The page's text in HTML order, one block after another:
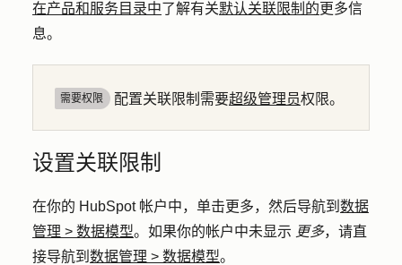
在产品和服务目录中了解有关默认关联限制的更多信
息。
需要权限 配置关联限制需要超级管理员权限。
设置关联限制
在你的 HubSpot 帐户中，单击更多，然后导航到 数据
管理 > 数据模型。如果你的帐户中未显示 更多，请直
接导航到 数据管理 > 数据模型。